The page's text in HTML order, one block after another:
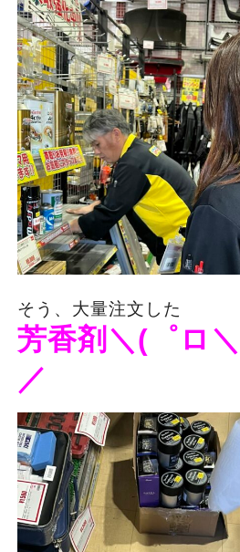
そう、大量注文した
芳香剤＼(゜ロ
／